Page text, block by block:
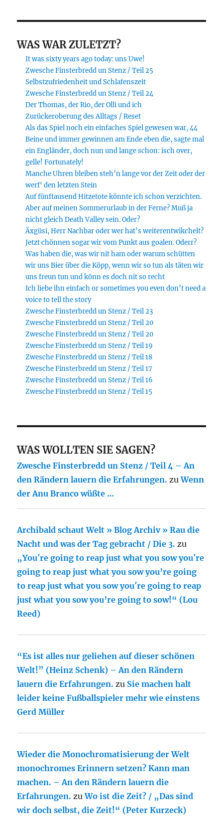
WAS WAR ZULETZT?
It was sixty years ago today: uns Uwe!
Zwesche Finsterbredd un Stenz / Teil 25
Selbstzufriedenheit und Schlafenszeit
Zwesche Finsterbredd un Stenz / Teil 24
Der Thomas, der Rio, der Olli und ich
Zurückeroberung des Alltags / Reset
Als das Spiel noch ein einfaches Spiel gewesen war, 44
Beine und immer gewinnen am Ende eben die, sagte mal
ein Engländer, doch nun und lange schon: isch over,
gelle! Fortunately!
Manche Uhren bleiben steh’n lange vor der Zeit oder der
werf‘ den letzten Stein
Auf fünftausend Hitzetote könnte ich schon verzichten.
Aber auf meinen Sommerurlaub in der Ferne? Muß ja
nicht gleich Death Valley sein. Oder?
Äxgüsi, Herr Nachbar oder wer hat’s weiterentwikchelt?
Jetzt chönnen sogar wir vom Punkt aus goalen. Oderr?
Was haben die, was wir nit ham oder warum schütten
wir uns Bier über die Köpp, wenn wir so tun als täten wir
uns freun tun und könn es doch nit so recht
Ich liebe ihn einfach or sometimes you even don’t need a
voice to tell the story
Zwesche Finsterbredd un Stenz / Teil 23
Zwesche Finsterbredd un Stenz / Teil 20
Zwesche Finsterbredd un Stenz / Teil 20
Zwesche Finsterbredd un Stenz / Teil 19
Zwesche Finsterbredd un Stenz / Teil 18
Zwesche Finsterbredd un Stenz / Teil 17
Zwesche Finsterbredd un Stenz / Teil 16
Zwesche Finsterbredd un Stenz / Teil 15
WAS WOLLTEN SIE SAGEN?
Zwesche Finsterbredd un Stenz / Teil 4 – An
den Rändern lauern die Erfahrungen. zuWenn
der Anu Branco wüßte …
Archibald schaut Welt » Blog Archiv » Rau die
Nacht und was der Tag gebracht / Die 3. zu
„You′re going to reap just what you sow you′re
going to reap just what you sow you’re going
to reap just what you sow you′re going to reap
just what you sow you’re going to sow!“ (Lou
Reed)
“Es ist alles nur geliehen auf dieser schönen
Welt!” (Heinz Schenk) – An den Rändern
lauern die Erfahrungen. zu Sie machen halt
leider keine Fußballspieler mehr wie einstens
Gerd Müller
Wieder die Monochromatisierung der Welt
monochromes Erinnern setzen? Kann man
machen. – An den Rändern lauern die
Erfahrungen. zuWo ist die Zeit? / „Das sind
wir doch selbst, die Zeit!“ (Peter Kurzeck)